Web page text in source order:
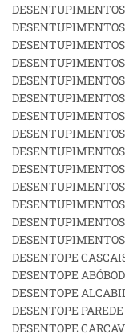
DESENTOPE
DESENTOPE
DESENTOPE
DESENTOPE PAREDE
DESENTOPE